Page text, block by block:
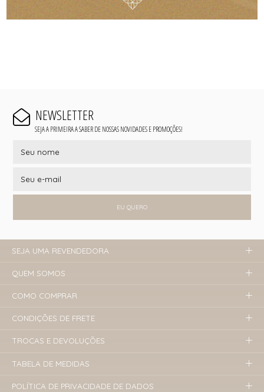
NEWSLETTER
SEJA A PRIMEIRA A SABER DE NOSSAS NOVIDADES E PROMOÇÕES!
EU QUERO
SEJA UMA REVENDEDORA
QUEM SOMOS
COMO COMPRAR
CONDIÇÕES DE FRETE
TROCAS E DEVOLUÇÕES
TABELA DE MEDIDAS
POLÍTICA DE PRIVACIDADE DE DADOS